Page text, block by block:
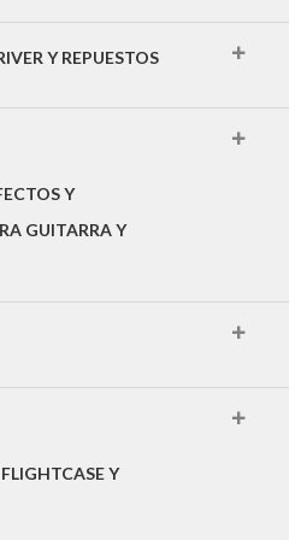
Y REPUESTOS
Y
GUITARRA Y
Y